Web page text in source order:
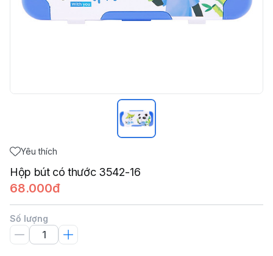
Yêu thích
Hộp bút có thước 3542-16
68.000đ
Số lượng